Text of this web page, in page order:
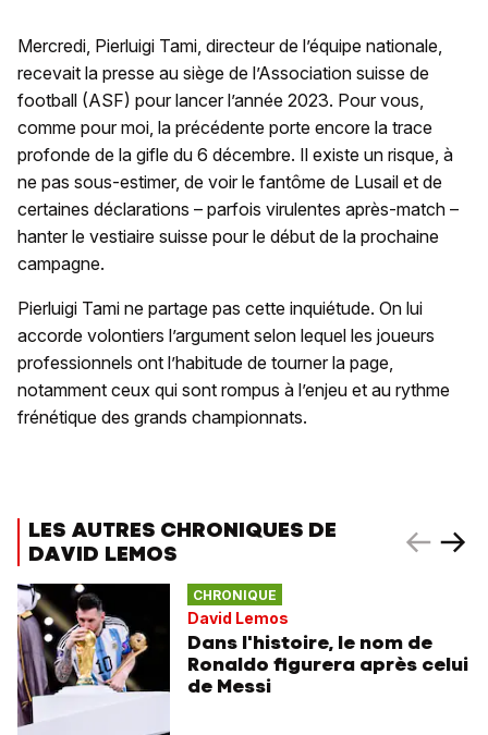
Mercredi, Pierluigi Tami, directeur de l’équipe nationale,
recevait la presse au siège de l’Association suisse de
football (ASF) pour lancer l’année 2023. Pour vous,
comme pour moi, la précédente porte encore la trace
profonde de la gifle du 6 décembre. Il existe un risque, à
ne pas sous-estimer, de voir le fantôme de Lusail et de
certaines déclarations – parfois virulentes après-match –
hanter le vestiaire suisse pour le début de la prochaine
campagne.
Pierluigi Tami ne partage pas cette inquiétude. On lui
accorde volontiers l’argument selon lequel les joueurs
professionnels ont l’habitude de tourner la page,
notamment ceux qui sont rompus à l’enjeu et au rythme
frénétique des grands championnats.
LES AUTRES CHRONIQUES DE
DAVID LEMOS
CHRONIQUE
David Lemos
Dans l'histoire, le nom de
Ronaldo figurera après celui
de Messi